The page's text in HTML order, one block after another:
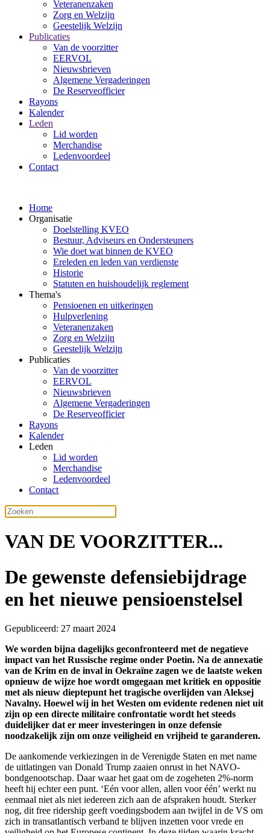
Veteranenzaken
Zorg en Welzijn
Geestelijk Welzijn
Publicaties
Van de voorzitter
EERVOL
Nieuwsbrieven
Algemene Vergaderingen
De Reserveofficier
Rayons
Kalender
Leden
Lid worden
Merchandise
Ledenvoordeel
Contact
Home
Organisatie
Doelstelling KVEO
Bestuur, Adviseurs en Ondersteuners
Wie doet wat binnen de KVEO
Ereleden en leden van verdienste
Historie
Statuten en huishoudelijk reglement
Thema's
Pensioenen en uitkeringen
Hulpverlening
Veteranenzaken
Zorg en Welzijn
Geestelijk Welzijn
Publicaties
Van de voorzitter
EERVOL
Nieuwsbrieven
Algemene Vergaderingen
De Reserveofficier
Rayons
Kalender
Leden
Lid worden
Merchandise
Ledenvoordeel
Contact
VAN DE VOORZITTER...
De gewenste defensiebijdrage
en het nieuwe pensioenstelsel
Gepubliceerd: 27 maart 2024
We worden bijna dagelijks geconfronteerd met de negatieve
impact van het Russische regime onder Poetin. Na de annexatie
van de Krim en de inval in Oekraïne zagen we de laatste weken
opnieuw de wijze hoe wordt omgegaan met kritiek en oppositie
met als nieuw dieptepunt het tragische overlijden van Aleksej
Navalny. Hoewel wij in het Westen om evidente redenen niet uit
zijn op een directe militaire confrontatie wordt het steeds
duidelijker dat er meer investeringen in onze defensie
noodzakelijk zijn om onze veiligheid en vrijheid te garanderen.
De aankomende verkiezingen in de Verenigde Staten en met name
de uitlatingen van Donald Trump zaaien onrust in het NAVO-
bondgenootschap. Daar waar het gaat om de zogeheten 2%-norm
heeft hij echter een punt. ‘Eén voor allen, allen voor één’ werkt nu
eenmaal niet als niet iedereen zich aan de afspraken houdt. Sterker
nog, dit free ridership geeft voedingsbodem aan twijfel in de VS om
zich in transatlantisch verband te blijven inzetten voor vrede en